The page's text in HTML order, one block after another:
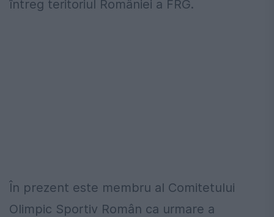
întreg teritoriul României a FRG.
În prezent este membru al Comitetului
Olimpic Sportiv Român ca urmare a